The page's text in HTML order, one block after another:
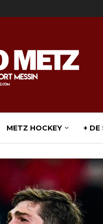
METZ HOCKEY + DE